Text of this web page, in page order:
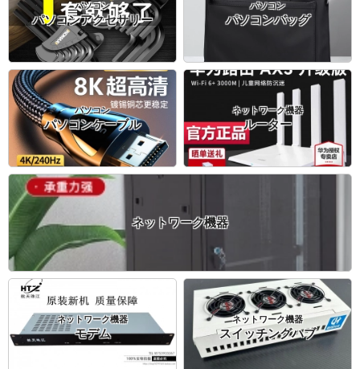
パソコン
パソコンアクセサリー
パソコン
パソコンバッグ
パソコン
パソコンケーブル
ネットワーク機器
ネットワーク機器
ルーター
ネットワーク機器
モデム
ネットワーク機器
スイッチングハブ